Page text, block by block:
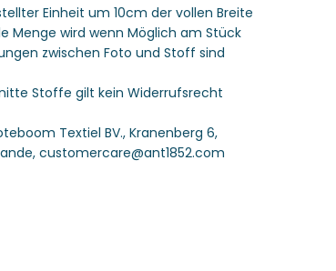
Einheit um 10cm der vollen Breite
Menge wird wenn Möglich am Stück
zwischen Foto und Stoff sind
Stoffe gilt kein Widerrufsrecht
Textiel BV., Kranenberg 6,
customercare@ant1852.com